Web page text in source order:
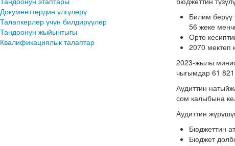
Документтердин үлгүлөрү
Талапкерлер үчүн билдирүүлөр
Тандоонун жыйынтыгы
Квалификациялык талаптар
Билим берүү
56 жеке
Орто
2070 мектеп
2023-жылы
чыгымдар 61
Аудиттин
сом калыбына
Аудиттин
Бюджеттин
Бюджет